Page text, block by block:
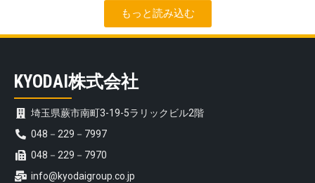
もっと読み込む
KYODAI株式会社
埼玉県蕨市南町3-19-5ラリックビル2階
048－229－7997
048－229－7970
info@kyodaigroup.co.jp